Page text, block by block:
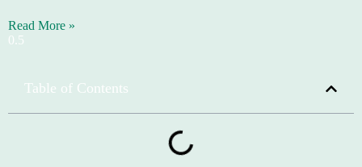
Read More »
Table of Contents